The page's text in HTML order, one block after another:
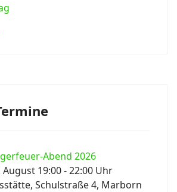
Abend 2026
August 19:00- 22:00 Uhr
Schulstraße 4, Marborn